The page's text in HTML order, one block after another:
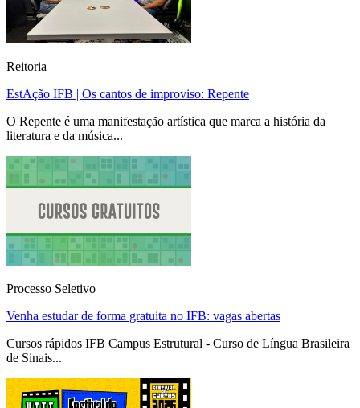
Reitoria
EstAção IFB | Os cantos de improviso: Repente
O Repente é uma manifestação artística que marca a história da
literatura e da música...
Processo Seletivo
Venha estudar de forma gratuita no IFB: vagas abertas
Cursos rápidos IFB Campus Estrutural - Curso de Língua Brasileira
de Sinais...